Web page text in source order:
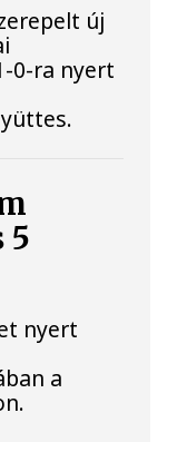
új
0-ra nyert
5
nyert
a